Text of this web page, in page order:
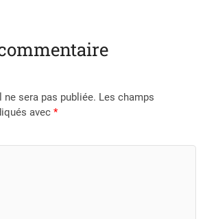
sera pas publiée. Les champs
avec*